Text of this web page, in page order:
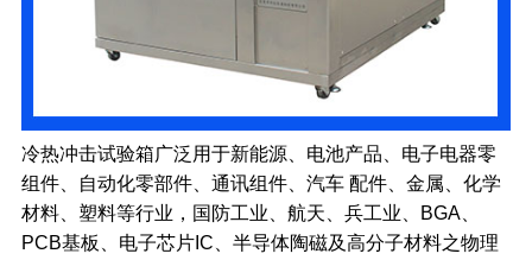
冷热冲击试验箱广泛用于新能源、电池产品、电子电器零
组件、自动化零部件、通讯组件、汽车 配件、金属、化学
材料、塑料等行业，国防工业、航天、兵工业、BGA、
PCB基板、电子芯片IC、半导体陶磁及高分子材料之物理